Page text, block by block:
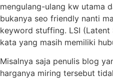
mengulang-ulang kw utama
bukanya seo friendly nanti
keyword stuffing. LSI
kata yang masih memiliki
Misalnya saja penulis blog
harganya miring tersebut